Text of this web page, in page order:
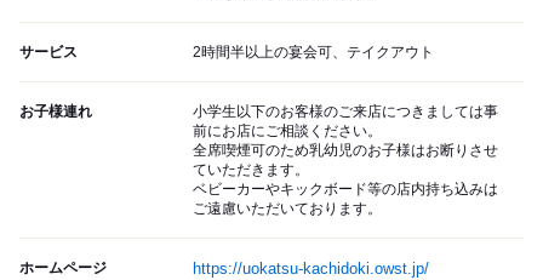
サービス 2時間半以上の宴会可、テイクアウト
お子様連れ
小学生以下のお客様のご来店につきましては事
前にお店にご相談ください。
全席喫煙可のため乳幼児のお子様はお断りさせ
ていただきます。
ベビーカーやキックボード等の店内持ち込みは
ご遠慮いただいております。
ホームページ https://uokatsu-kachidoki.owst.jp/